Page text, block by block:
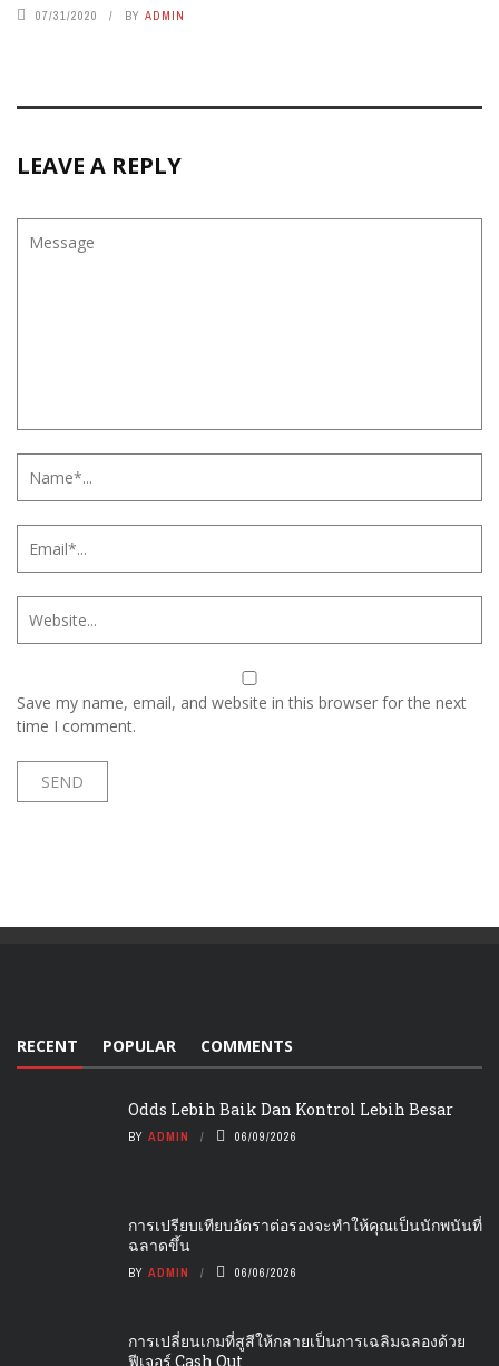
07/31/2020 BY ADMIN
LEAVE A REPLY
Save my name, email, and website in this browser for the next
time I comment.
RECENT POPULAR COMMENTS
Odds Lebih Baik Dan Kontrol Lebih Besar
BY ADMIN 06/09/2026
การเปรียบเทียบอัตราต่อรองจะทำให้คุณเป็นนักพนันที่
ฉลาดขึ้น
BY ADMIN 06/06/2026
การเปลี่ยนเกมที่สูสีให้กลายเป็นการเฉลิมฉลองด้วย
ฟีเจอร์ Cash Out